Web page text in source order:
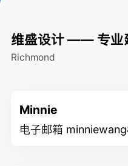
维盛设计 —— 专业
Richmond
Minnie
电子邮箱